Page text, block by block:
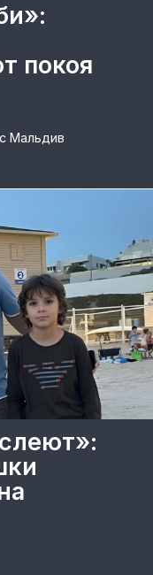
покоя
Мальдив